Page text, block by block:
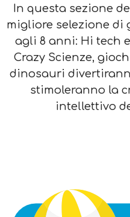
In questa sezione
migliore selezione di
agli 8 anni: Hi tech
Crazy Scienze,
dinosauri
stimoleranno la
intellettivo